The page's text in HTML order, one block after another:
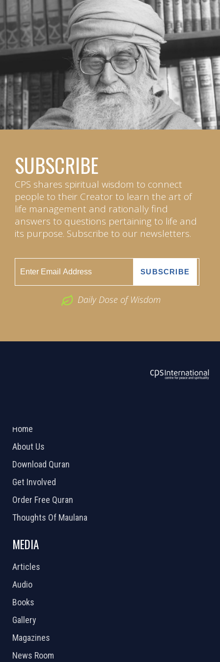
SUBSCRIBE
CPS shares spiritual wisdom to connect
people to their Creator to learn the art of
life management and rationally find
answers to questions pertaining to life and
its purpose. Subscribe to our newsletters.
Daily Dose of Wisdom
Home
About Us
Download Quran
Get Involved
Order Free Quran
Thoughts Of Maulana
MEDIA
Articles
Audio
Books
Gallery
Magazines
News Room